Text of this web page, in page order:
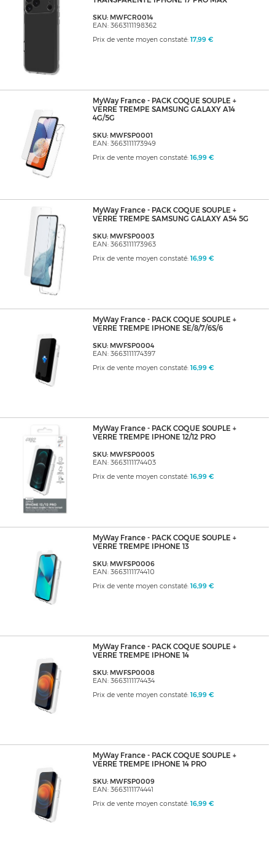
SKU: MWFCR0014
EAN: 3663111198362
Prix de vente moyen constaté: 17,99 €
MyWay France - PACK COQUE SOUPLE +
VERRE TREMPE SAMSUNG GALAXY A14
4G/5G
SKU: MWFSP0001
EAN: 3663111173949
Prix de vente moyen constaté: 16,99 €
MyWay France - PACK COQUE SOUPLE +
VERRE TREMPE SAMSUNG GALAXY A54 5G
SKU: MWFSP0003
EAN: 3663111173963
Prix de vente moyen constaté: 16,99 €
MyWay France - PACK COQUE SOUPLE +
VERRE TREMPE IPHONE SE/8/7/6S/6
SKU: MWFSP0004
EAN: 3663111174397
Prix de vente moyen constaté: 16,99 €
MyWay France - PACK COQUE SOUPLE +
VERRE TREMPE IPHONE 12/12 PRO
SKU: MWFSP0005
EAN: 3663111174403
Prix de vente moyen constaté: 16,99 €
MyWay France - PACK COQUE SOUPLE +
VERRE TREMPE IPHONE 13
SKU: MWFSP0006
EAN: 3663111174410
Prix de vente moyen constaté: 16,99 €
MyWay France - PACK COQUE SOUPLE +
VERRE TREMPE IPHONE 14
SKU: MWFSP0008
EAN: 3663111174434
Prix de vente moyen constaté: 16,99 €
MyWay France - PACK COQUE SOUPLE +
VERRE TREMPE IPHONE 14 PRO
SKU: MWFSP0009
EAN: 3663111174441
Prix de vente moyen constaté: 16,99 €